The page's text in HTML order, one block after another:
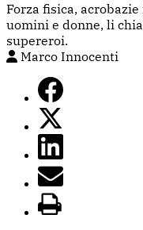
Forza fisica,
uomini e donne, li
supereroi.
Marco Innocenti